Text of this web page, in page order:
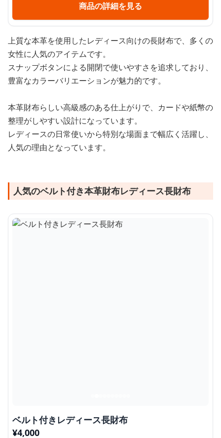
商品の詳細を見る
上質な本革を使用したレディース向けの長財布で、多くの
女性に人気のアイテムです。
スナップボタンによる開閉で使いやすさを追求しており、
豊富なカラーバリエーションが魅力的です。
本革財布らしい高級感のある仕上がりで、カードや紙幣の
整理がしやすい設計になっています。
レディースの日常使いから特別な場面まで幅広く活躍し、
人気の理由となっています。
人気のベルト付き本革財布レディース長財布
ベルト付きレディース長財布
¥4,000